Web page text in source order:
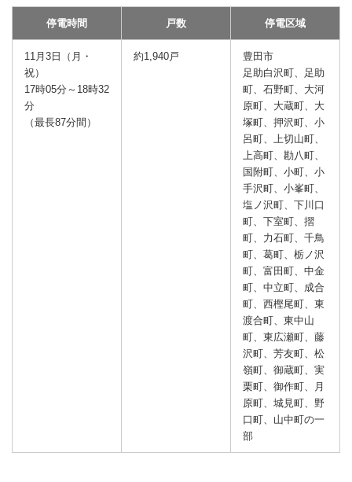
停電時間 戸数 停電区域
11月3日（月・
祝）
17時05分～18時32
分
（最長87分間）
約1,940戸
豊田市
足助白沢町、足助
町、石野町、大河
原町、大蔵町、大
塚町、押沢町、小
呂町、上切山町、
上高町、勘八町、
国附町、小町、小
手沢町、小峯町、
塩ノ沢町、下川口
町、下室町、摺
町、力石町、千鳥
町、葛町、栃ノ沢
町、富田町、中金
町、中立町、成合
町、西樫尾町、東
渡合町、東中山
町、東広瀬町、藤
沢町、芳友町、松
嶺町、御蔵町、実
栗町、御作町、月
原町、城見町、野
口町、山中町の一
部